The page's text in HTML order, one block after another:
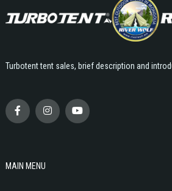
Turbotent tent sales, brief description and
MAIN MENU